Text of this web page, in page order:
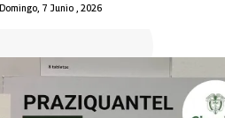
Domingo, 7 Junio , 2026